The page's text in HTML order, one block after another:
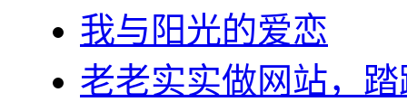
我与阳光的爱恋
老老实实做网站，